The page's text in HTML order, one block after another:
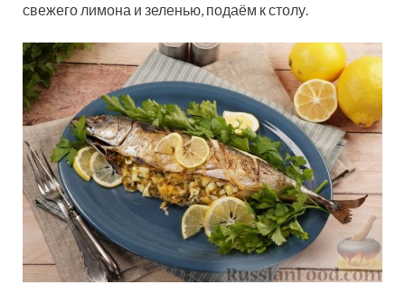
свежего лимона и зеленью, подаём к столу.